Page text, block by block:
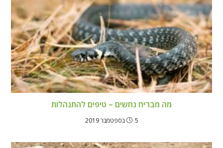
מה מבריח נחשים – טיפים להתנהלות
5 בספטמבר 2019